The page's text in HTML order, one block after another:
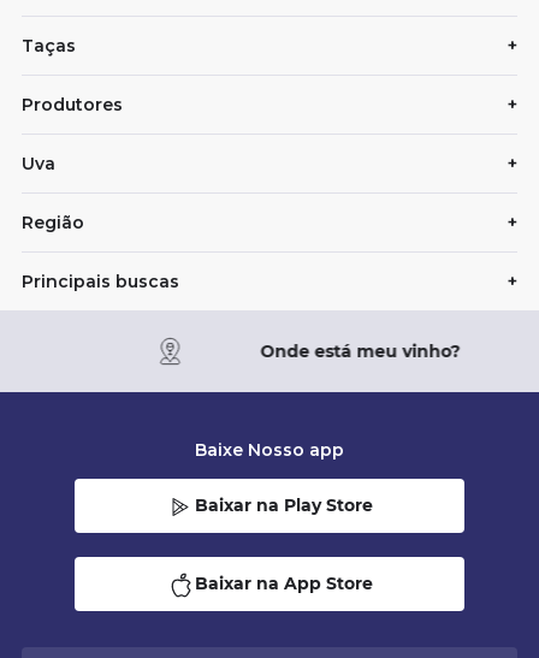
Taças +
Produtores +
Uva +
Região +
Principais buscas +
Onde está meu vinho?
Baixe Nosso app
Baixar na Play Store
Baixar na App Store